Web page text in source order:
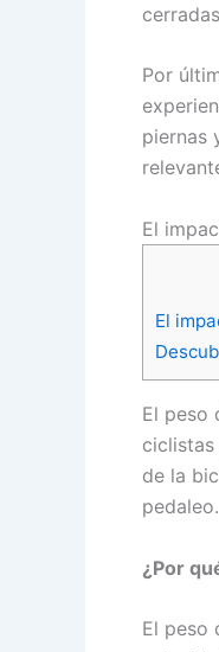
Por
piernas
El
El
El peso
de la
pedaleo.
¿Por
El peso